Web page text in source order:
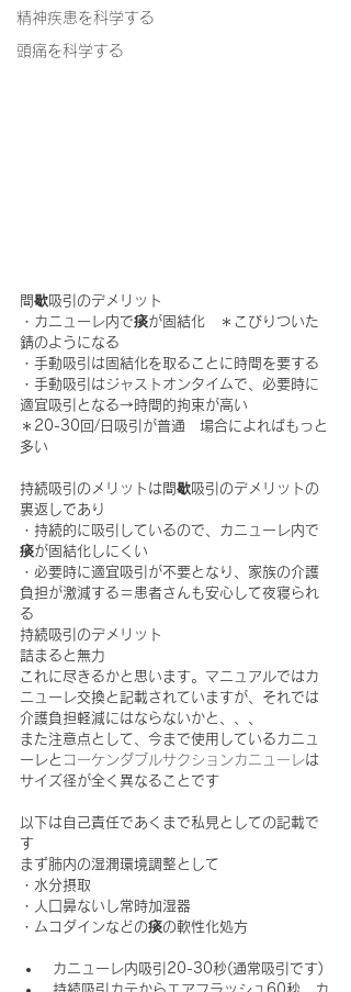
精神疾患を科学する
頭痛を科学する
間歇吸引のデメリット
・カニューレ内で痰が固結化　＊こびりついた
錆のようになる
・手動吸引は固結化を取ることに時間を要する
・手動吸引はジャストオンタイムで、必要時に
適宜吸引となる→時間的拘束が高い
＊20-30回/日吸引が普通　場合によればもっと
多い
持続吸引のメリットは間歇吸引のデメリットの
裏返しであり
・持続的に吸引しているので、カニューレ内で
痰が固結化しにくい
・必要時に適宜吸引が不要となり、家族の介護
負担が激減する＝患者さんも安心して夜寝られ
る
持続吸引のデメリット
詰まると無力
これに尽きるかと思います。マニュアルではカ
ニューレ交換と記載されていますが、それでは
介護負担軽減にはならないかと、、、
また注意点として、今まで使用しているカニュ
ーレと コーケンダブルサクションカニューレは
サイズ径が全く異なることです
以下は自己責任であくまで私見としての記載で
す
まず肺内の湿潤環境調整として
・水分摂取
・人口鼻ないし常時加湿器
・ムコダインなどの痰の軟性化処方
カニューレ内吸引20-30秒(通常吸引です)